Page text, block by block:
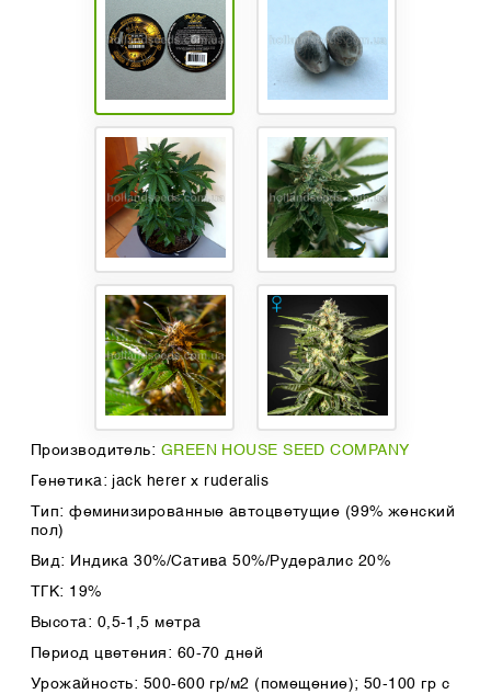
Производитель: GREEN HOUSE SEED COMPANY
Генетика: jack herer x ruderalis
Тип: феминизированные автоцветущие (99% женский
пол)
Вид: Индика 30%/Сатива 50%/Рудералис 20%
ТГК: 19%
Высота: 0,5-1,5 метра
Период цветения: 60-70 дней
Урожайность: 500-600 гр/м2 (помещение); 50-100 гр с